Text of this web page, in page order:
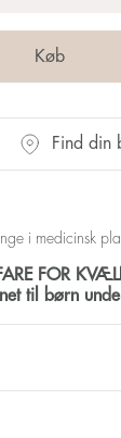
Find din
i medicinsk
FOR
til børn